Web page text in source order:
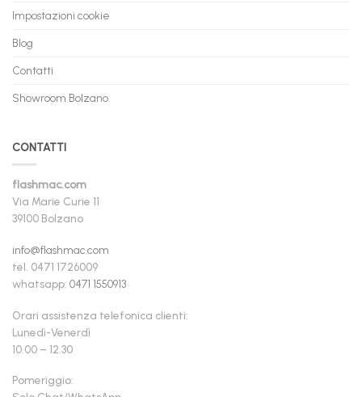
Impostazioni cookie
Blog
Contatti
Showroom Bolzano
CONTATTI
flashmac.com
Via Marie Curie 11
39100 Bolzano
info@flashmac.com
tel. 0471 1726009
whatsapp: 0471 1550913
Orari assistenza telefonica clienti:
Lunedì-Venerdì
10.00 – 12.30
Pomeriggio: